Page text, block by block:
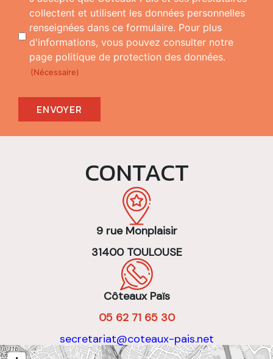
(Nécessaire)
collectent et utilisent les données personnelles
renseignées dans ce formulaire. Pour plus
d'informations, vous pouvez consulter notre
page politique de protection des données.
(Nécessaire)
CONTACT
9 rue Monplaisir
31400 TOULOUSE
Côteaux Païs
05 62 71 65 30
secretariat@coteaux-pais.net